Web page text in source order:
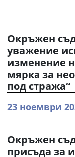
Окръжен
уважение
изменение
мярка за
под стража“
23 ноември
Окръжен
присъда за